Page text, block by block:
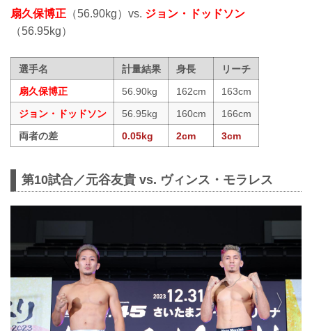
扇久保博正 （56.90kg）vs. ジョン・ドッドソン
（56.95kg）
選手名 計量結果 身長
リーチ
扇久保博正
56.90kg 162cm
163cm
ジョン・ドッドソン
56.95kg 160cm
166cm
両者の差
0.05kg 2cm 3cm
第10試合／元谷友貴 vs. ヴィンス・モラレス